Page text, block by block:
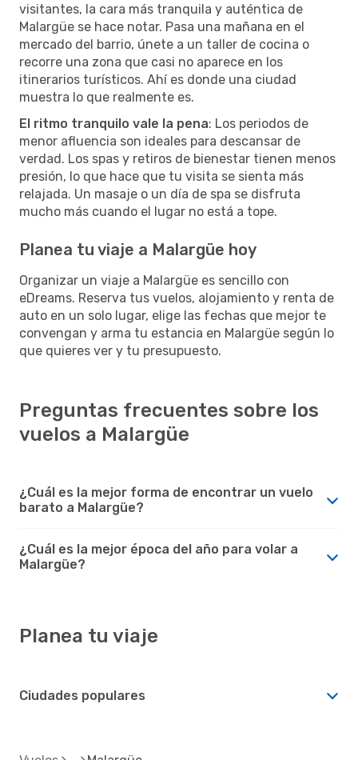
visitantes, la cara más tranquila y auténtica de
Malargüe se hace notar. Pasa una mañana en el
mercado del barrio, únete a un taller de cocina o
recorre una zona que casi no aparece en los
itinerarios turísticos. Ahí es donde una ciudad
muestra lo que realmente es.
El ritmo tranquilo vale la pena: Los periodos de
menor afluencia son ideales para descansar de
verdad. Los spas y retiros de bienestar tienen menos
presión, lo que hace que tu visita se sienta más
relajada. Un masaje o un día de spa se disfruta
mucho más cuando el lugar no está a tope.
Planea tu viaje a Malargüe hoy
Organizar un viaje a Malargüe es sencillo con
eDreams. Reserva tus vuelos, alojamiento y renta de
auto en un solo lugar, elige las fechas que mejor te
convengan y arma tu estancia en Malargüe según lo
que quieres ver y tu presupuesto.
Preguntas frecuentes sobre los
vuelos a Malargüe
¿Cuál es la mejor forma de encontrar un vuelo
barato a Malargüe?
¿Cuál es la mejor época del año para volar a
Malargüe?
Planea tu viaje
Ciudades populares